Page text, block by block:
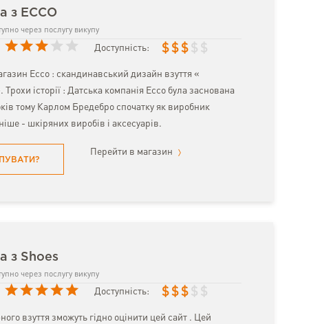
з ECCO
через послугу викупу
Доступність: $ $ $ $ $
Ecco : скандинавський дизайн взуття «
історії : Датська компанія Ecco була заснована
тому Карлом Бредебро спочатку як виробник
- шкіряних виробів і аксесуарів.
Перейти в магазин
з Shoes
через послугу викупу
Доступність: $ $ $ $ $
взуття зможуть гідно оцінити цей сайт . Цей